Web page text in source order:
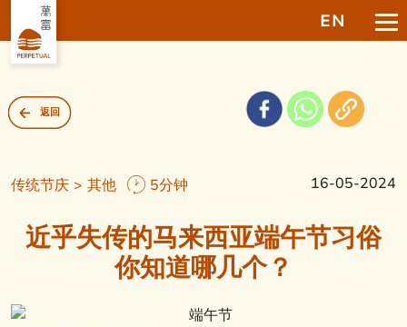
EN
返回
传统节庆 > 其他 5分钟 16-05-2024
近乎失传的马来西亚端午节习俗
你知道哪几个？